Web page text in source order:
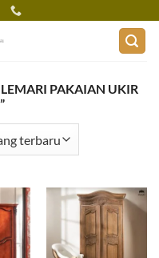
PAKAIAN UKIR